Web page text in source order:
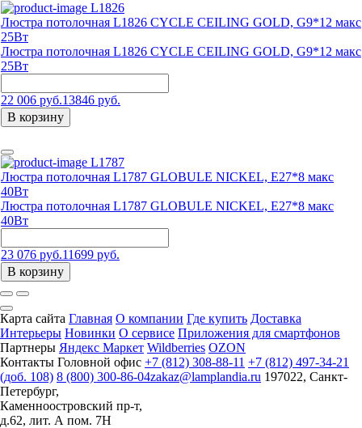
L1826
Люстра потолочная L1826 CYCLE CEILING GOLD, G9*12 макс
25Вт
Люстра потолочная L1826 CYCLE CEILING GOLD, G9*12 макс
25Вт
22 006 руб.13846 руб.
В корзину
L1787
Люстра потолочная L1787 GLOBULE NICKEL, Е27*8 макс
40Вт
Люстра потолочная L1787 GLOBULE NICKEL, Е27*8 макс
40Вт
23 076 руб.11699 руб.
В корзину
Карта сайта Главная О компании Где купить Доставка
Интерьеры Новинки О сервисе Приложения для смартфонов
Партнеры Яндекс Маркет Wildberries OZON
Контакты Головной офис +7 (812) 308-88-11 +7 (812) 497-34-21
(доб. 108) 8 (800) 300-86-04zakaz@lamplandia.ru 197022, Санкт-
Петербург,
Каменноостровский пр-т,
д.62, лит. А пом. 7Н